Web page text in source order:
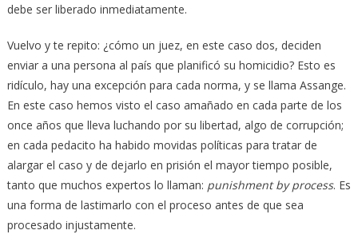
debe ser liberado inmediatamente.
Vuelvo y te repito: ¿cómo un juez, en este caso dos, deciden
enviar a una persona al país que planificó su homicidio? Esto es
ridículo, hay una excepción para cada norma, y se llama Assange.
En este caso hemos visto el caso amañado en cada parte de los
once años que lleva luchando por su libertad, algo de corrupción;
en cada pedacito ha habido movidas políticas para tratar de
alargar el caso y de dejarlo en prisión el mayor tiempo posible,
tanto que muchos expertos lo llaman: punishment by process. Es
una forma de lastimarlo con el proceso antes de que sea
procesado injustamente.